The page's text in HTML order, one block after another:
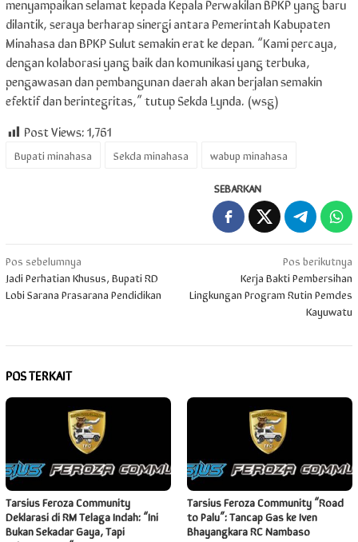
dilantik, seraya berharap sinergi antara Pemerintah Kabupaten
Minahasa dan BPKP Sulut semakin erat ke depan. “Kami percaya,
dengan kolaborasi yang baik dan komunikasi yang terbuka,
pengawasan dan pembangunan daerah akan berjalan semakin
efektif dan berintegritas,” tutup Sekda Lynda. (wsg)
Post Views:1,761
Bupati minahasa Sekda minahasa wabup minahasa
SEBARKAN
Navigasi
pos
Pos sebelumnya
Jadi Perhatian Khusus, Bupati RD
Lobi Sarana Prasarana Pendidikan
Pos berikutnya
Kerja Bakti Pembersihan
Lingkungan Program Rutin Pemdes
Kayuwatu
POS TERKAIT
Tarsius Feroza Community
Deklarasi di RM Telaga Indah: “Ini
Bukan Sekadar Gaya, Tapi
Tarsius Feroza Community “Road
to Palu”: Tancap Gas ke Iven
Bhayangkara RC Nambaso